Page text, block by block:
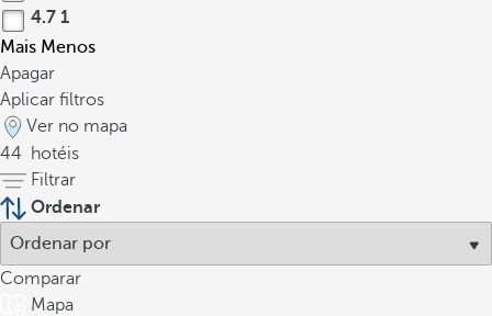
4.7 1
Mais Menos
Apagar
Aplicar filtros
Ver no mapa
44
hotéis
Filtrar
Ordenar
Comparar
Mapa